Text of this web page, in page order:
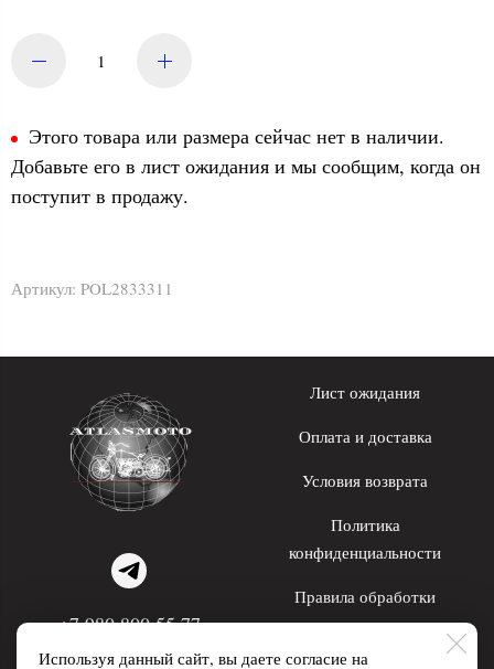
Этого товара или размера сейчас нет в наличии.
Добавьте его в лист ожидания и мы сообщим, когда он
поступит в продажу.
Артикул: POL2833311
Используя данный сайт, вы даете согласие на
+7 980 800 55 77
WhatsApp; Telegram
Лист ожидания
Оплата и доставка
Условия возврата
Политика
конфиденциальности
Правила обработки
персональных данных